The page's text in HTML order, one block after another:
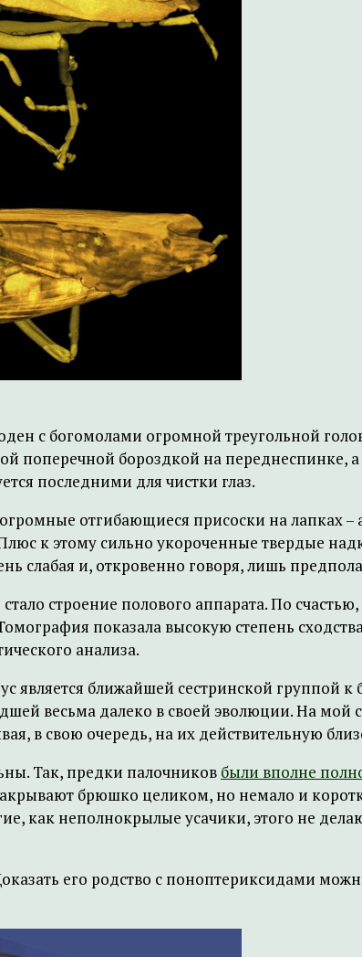
с богомолами огромной треугольной
поперечной бороздкой на переднеспинке,
последними для чистки глаз.
отгибающиеся присоски на лапках
к этому сильно укороченные твердые
слабая и, откровенно говоря, лишь
строение полового аппарата. По
показала высокую степень
анализа.
является ближайшей сестринской группой
весьма далеко в своей эволюции. На мой
в свою очередь, на их действительную
Так, предки палочников были вполне
брюшко целиком, но немало и
как неполнокрылые усачики, этого не
его родство с поноптериксидами